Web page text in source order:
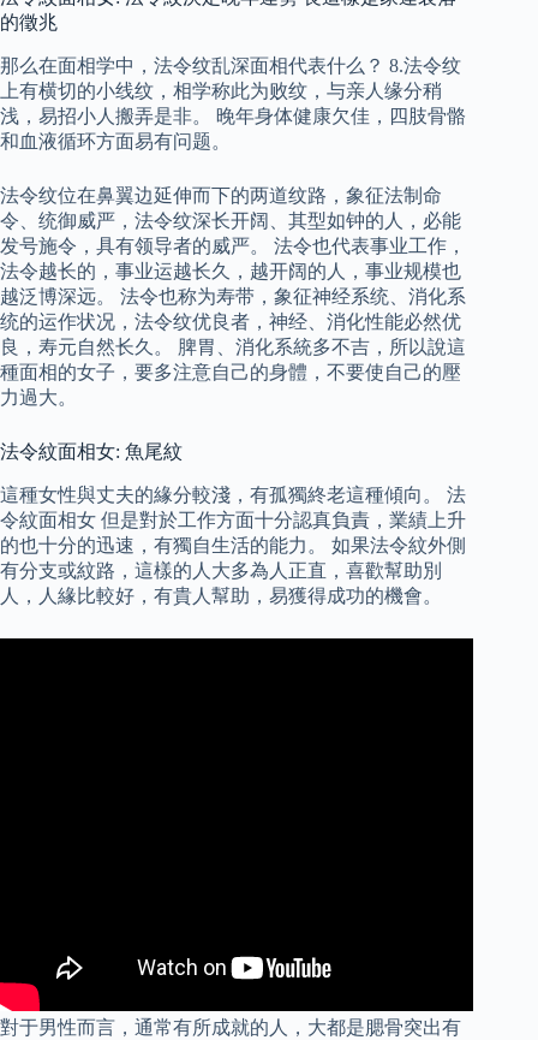
的徵兆
那么在面相学中，法令纹乱深面相代表什么？ 8.法令纹
上有横切的小线纹，相学称此为败纹，与亲人缘分稍
浅，易招小人搬弄是非。 晚年身体健康欠佳，四肢骨骼
和血液循环方面易有问题。
法令纹位在鼻翼边延伸而下的两道纹路，象征法制命
令、统御威严，法令纹深长开阔、其型如钟的人，必能
发号施令，具有领导者的威严。 法令也代表事业工作，
法令越长的，事业运越长久，越开阔的人，事业规模也
越泛博深远。 法令也称为寿带，象征神经系统、消化系
统的运作状况，法令纹优良者，神经、消化性能必然优
良，寿元自然长久。 脾胃、消化系統多不吉，所以說這
種面相的女子，要多注意自己的身體，不要使自己的壓
力過大。
法令紋面相女: 魚尾紋
這種女性與丈夫的緣分較淺，有孤獨終老這種傾向。 法
令紋面相女 但是對於工作方面十分認真負責，業績上升
的也十分的迅速，有獨自生活的能力。 如果法令紋外側
有分支或紋路，這樣的人大多為人正直，喜歡幫助別
人，人緣比較好，有貴人幫助，易獲得成功的機會。
對于男性而言，通常有所成就的人，大都是腮骨突出有